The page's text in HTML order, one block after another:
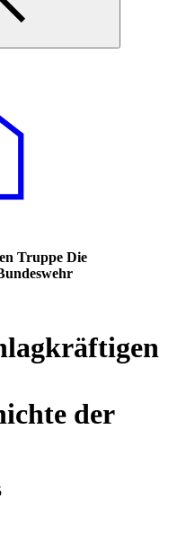
Truppe Die
der